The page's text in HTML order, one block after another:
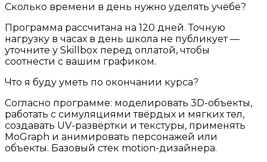
Сколько времени в день нужно уделять учёбе?
Программа рассчитана на 120 дней. Точную
нагрузку в часах в день школа не публикует —
уточните у Skillbox перед оплатой, чтобы
соотнести с вашим графиком.
Что я буду уметь по окончании курса?
Согласно программе: моделировать 3D-объекты,
работать с симуляциями твёрдых и мягких тел,
создавать UV-развёртки и текстуры, применять
MoGraph и анимировать персонажей или
объекты. Базовый стек motion-дизайнера.